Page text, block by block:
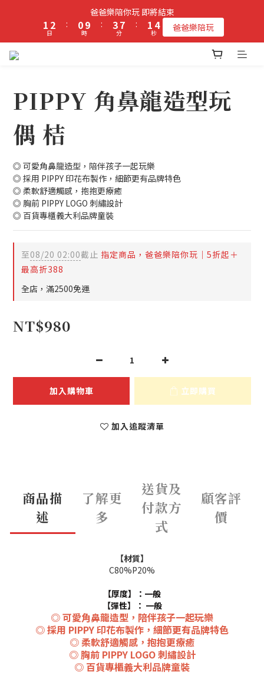
立即加入PIPPY會員即贈$100元購物金!
爸爸樂陪你玩 即將結束
1
0
2
1
日
:
09
8
4
時
:
4
3
2
8
7
6
2
1
0
分
:
2
1
0
4
3
2
秒 爸爸樂陪玩
PIPPY 角鼻龍造型玩
偶 桔
◎ 可愛角鼻龍造型，陪伴孩子一起玩樂
◎ 採用 PIPPY 印花布製作，細節更有品牌特色
◎ 柔軟舒適觸感，抱抱更療癒
◎ 胸前 PIPPY LOGO 刺繡設計
◎ 百貨專櫃義大利品牌童裝
至08/20 02:00截止 指定商品，爸爸樂陪你玩｜5折起＋
最高折388
全店，滿2500免運
NT$980
加入購物車 立即購買
加入追蹤清單
商品描
述
了解更
多
送貨及
付款方
式
顧客評
價
【材質】
C80%P20%
【厚度】：一般
【彈性】： 一般
◎ 可愛角鼻龍造型，陪伴孩子一起玩樂
◎ 採用 PIPPY 印花布製作，細節更有品牌特色
◎ 柔軟舒適觸感，抱抱更療癒
◎ 胸前 PIPPY LOGO 刺繡設計
◎ 百貨專櫃義大利品牌童裝